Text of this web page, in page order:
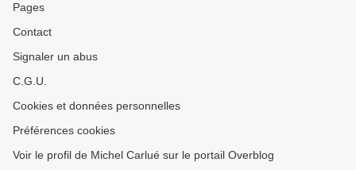
Pages
Contact
Signaler un abus
C.G.U.
Cookies et données personnelles
Préférences cookies
Voir le profil de Michel Carlué sur le portail Overblog